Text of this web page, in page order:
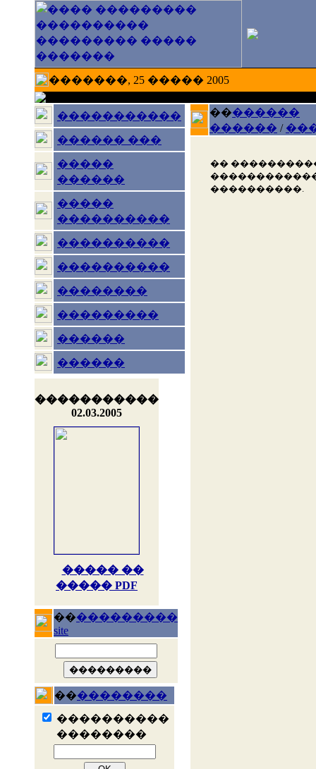
�������, 25 ����� 2005
�����������
������ ���
�����
������
�����
����������
����������
����������
��������
���������
������
������
�����������
02.03.2005
����� ��
����� PDF
�����������
site
����������
����������
��������
��������
������ /
��
����������.